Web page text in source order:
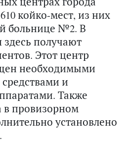
койко-мест, из них
больнице №2. В
получают
Этот центр
необходимыми
и
Также
в провизорном
установлено